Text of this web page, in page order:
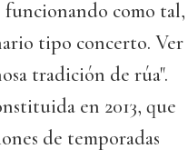
funcionando como tal,
tipo concerto. Ver
tradición de rúa".
en 2013, que
de temporadas